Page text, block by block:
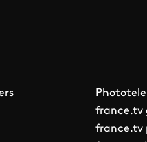
Phototele
france.tv
france.tv